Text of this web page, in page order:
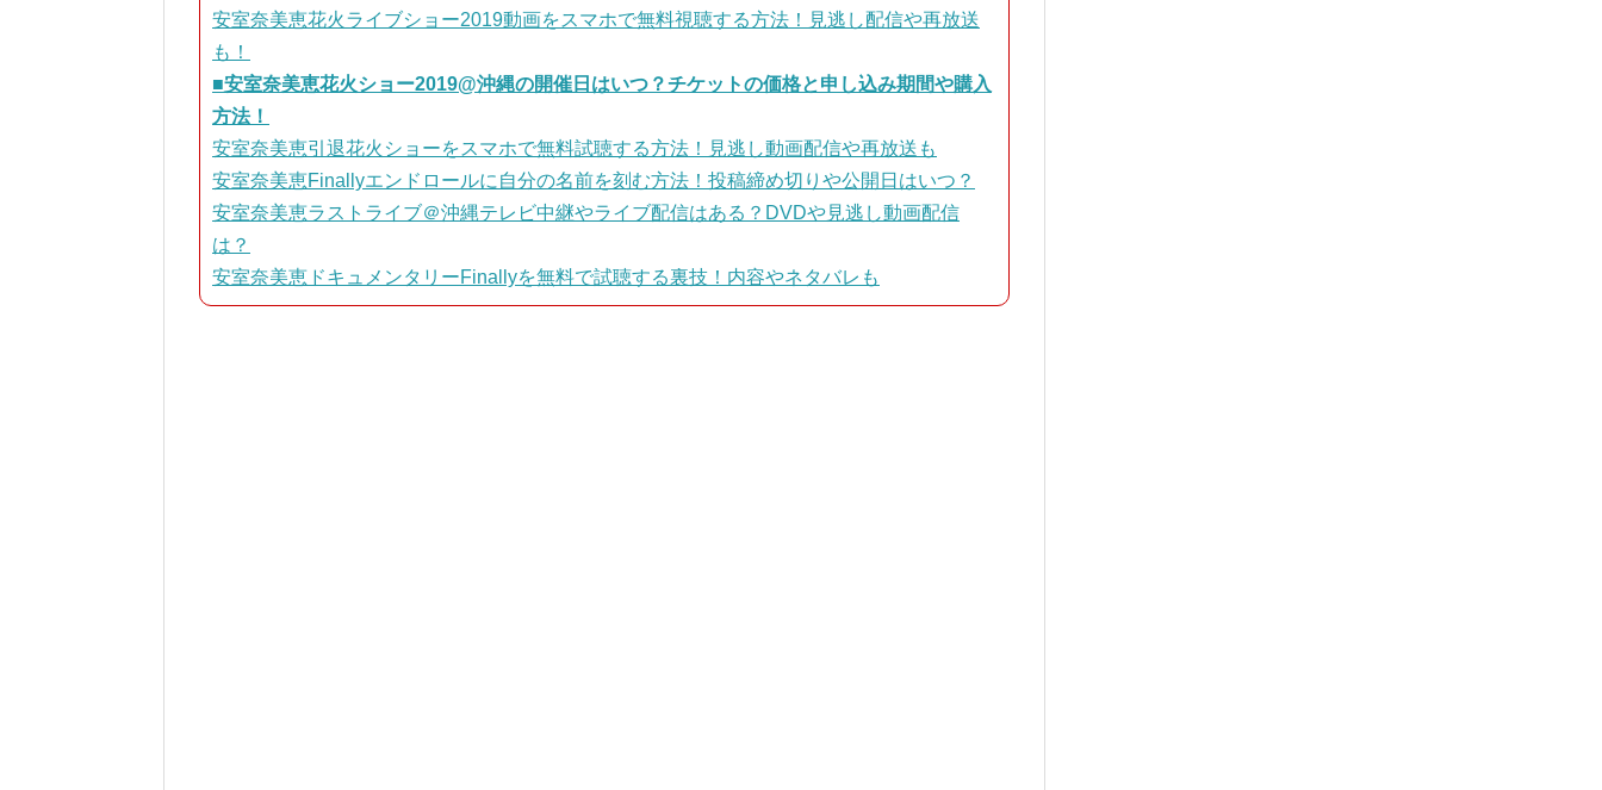
安室奈美恵花火ライブショー2019動画をスマホで無料視聴する方法！見逃し配信や再放送
も！
■安室奈美恵花火ショー2019@沖縄の開催日はいつ？チケットの価格と申し込み期間や購入
方法！
安室奈美恵引退花火ショーをスマホで無料試聴する方法！見逃し動画配信や再放送も
安室奈美恵Finallyエンドロールに自分の名前を刻む方法！投稿締め切りや公開日はいつ？
安室奈美恵ラストライブ＠沖縄テレビ中継やライブ配信はある？DVDや見逃し動画配信
は？
安室奈美恵ドキュメンタリーFinallyを無料で試聴する裏技！内容やネタバレも